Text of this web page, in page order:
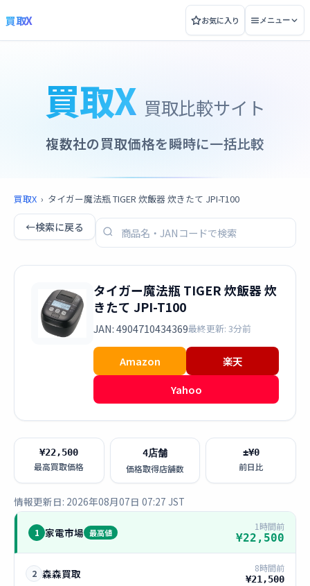
買取X お気に入り メニュー
買取X 買取比較サイト
複数社の買取価格を瞬時に一括比較
買取X › タイガー魔法瓶 TIGER 炊飯器 炊きたて JPI-T100
←検索に戻る
タイガー魔法瓶 TIGER 炊飯器 炊
きたて JPI-T100
JAN: 4904710434369最終更新: 3分前
Amazon
楽天
Yahoo
¥22,500
最高買取価格
4店舗
価格取得店舗数
±¥0
前日比
情報更新日: 2026年08月07日 07:27 JST
1 家電市場 最高値
1時間前
¥22,500
2 森森買取 8時間前
¥21,500